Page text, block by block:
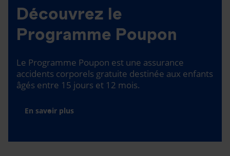
Découvrez le
Programme Poupon
Le Programme Poupon est une assurance
accidents corporels gratuite destinée aux enfants
âgés entre 15 jours et 12 mois.
En savoir plus